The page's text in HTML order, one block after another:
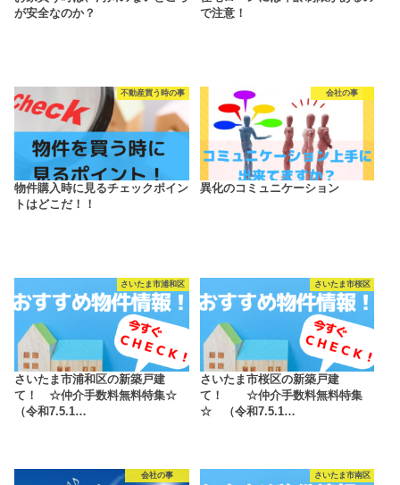
が安全なのか？
で注意！
不動産買う時の事
物件購入時に見るチェックポイン
トはどこだ！！
会社の事
異化のコミュニケーション
さいたま市浦和区
さいたま市浦和区の新築戸建
て！ ☆仲介手数料無料特集☆
（令和7.5.1…
さいたま市桜区
さいたま市桜区の新築戸建
て！ ☆仲介手数料無料特集
☆ （令和7.5.1…
会社の事 さいたま市南区